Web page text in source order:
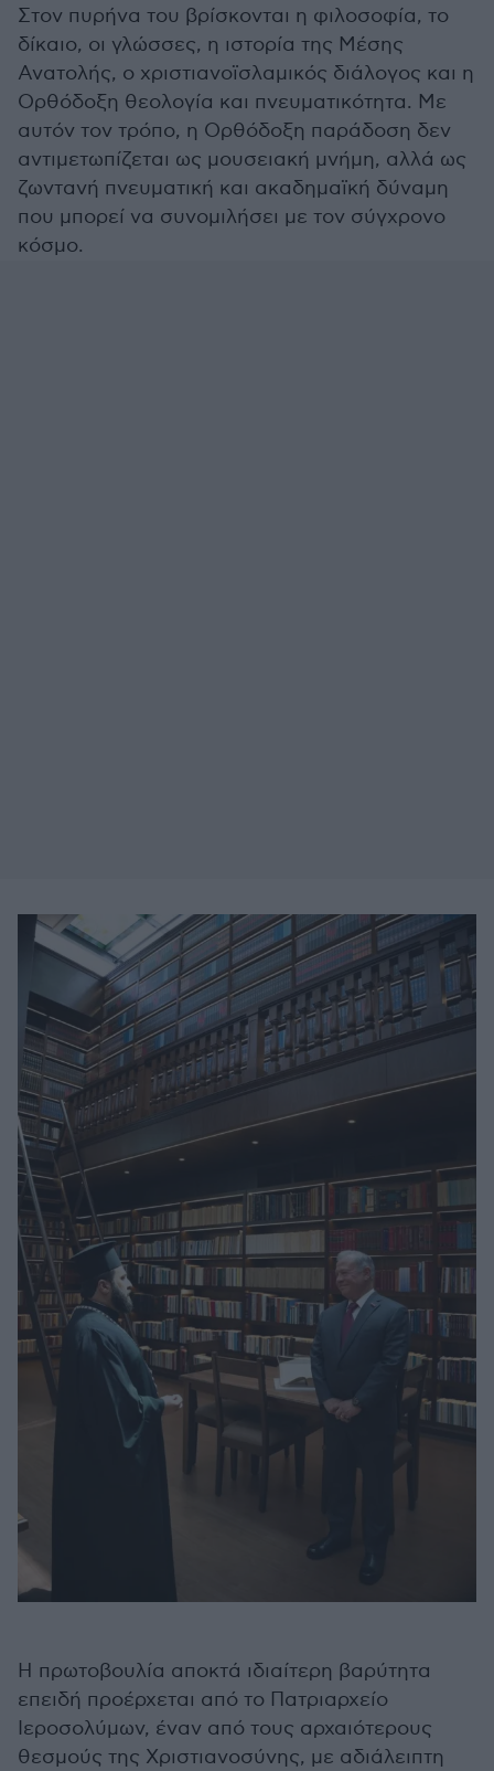
Στον πυρήνα του βρίσκονται η φιλοσοφία, το
δίκαιο, οι γλώσσες, η ιστορία της Μέσης
Ανατολής, ο χριστιανοϊσλαμικός διάλογος και η
Ορθόδοξη θεολογία και πνευματικότητα. Με
αυτόν τον τρόπο, η Ορθόδοξη παράδοση δεν
αντιμετωπίζεται ως μουσειακή μνήμη, αλλά ως
ζωντανή πνευματική και ακαδημαϊκή δύναμη
που μπορεί να συνομιλήσει με τον σύγχρονο
κόσμο.
Η πρωτοβουλία αποκτά ιδιαίτερη βαρύτητα
επειδή προέρχεται από το Πατριαρχείο
Ιεροσολύμων, έναν από τους αρχαιότερους
θεσμούς της Χριστιανοσύνης, με αδιάλειπτη